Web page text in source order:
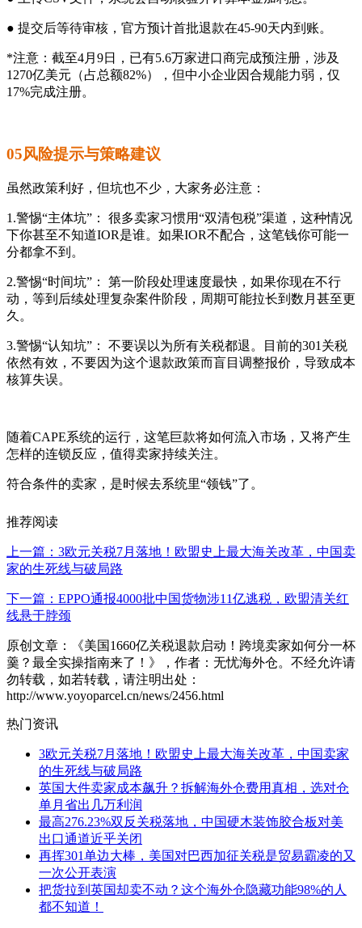
● 提交后等待审核，官方预计首批退款在45-90天内到账。
*注意：截至4月9日，已有5.6万家进口商完成预注册，涉及
1270亿美元（占总额82%），但中小企业因合规能力弱，仅
17%完成注册。
05风险提示与策略建议
虽然政策利好，但坑也不少，大家务必注意：
1.警惕“主体坑”： 很多卖家习惯用“双清包税”渠道，这种情况
下你甚至不知道IOR是谁。如果IOR不配合，这笔钱你可能一
分都拿不到。
2.警惕“时间坑”： 第一阶段处理速度最快，如果你现在不行
动，等到后续处理复杂案件阶段，周期可能拉长到数月甚至更
久。
3.警惕“认知坑”： 不要误以为所有关税都退。目前的301关税
依然有效，不要因为这个退款政策而盲目调整报价，导致成本
核算失误。
随着CAPE系统的运行，这笔巨款将如何流入市场，又将产生
怎样的连锁反应，值得卖家持续关注。
符合条件的卖家，是时候去系统里“领钱”了。
推荐阅读
上一篇：3欧元关税7月落地！欧盟史上最大海关改革，中国卖
家的生死线与破局路
下一篇：EPPO通报4000批中国货物涉11亿逃税，欧盟清关红
线悬于脖颈
原创文章：《美国1660亿关税退款启动！跨境卖家如何分一杯
羹？最全实操指南来了！》，作者：无忧海外仓。不经允许请
勿转载，如若转载，请注明出处：
http://www.yoyoparcel.cn/news/2456.html
热门资讯
3欧元关税7月落地！欧盟史上最大海关改革，中国卖家
的生死线与破局路
英国大件卖家成本飙升？拆解海外仓费用真相，选对仓
单月省出几万利润
最高276.23%双反关税落地，中国硬木装饰胶合板对美
出口通道近乎关闭
再挥301单边大棒，美国对巴西加征关税是贸易霸凌的又
一次公开表演
把货拉到英国却卖不动？这个海外仓隐藏功能98%的人
都不知道！